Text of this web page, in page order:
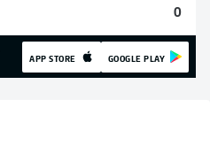
0
APP STORE GOOGLE PLAY